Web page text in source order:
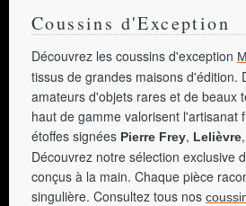
Coussins d'Exception
Découvrez les coussins d'exception
tissus de grandes maisons d'édition.
amateurs d'objets rares et de beaux
haut de gamme valorisent l'artisanat
étoffes signées Pierre Frey, Lelièvre,
Découvrez notre sélection exclusive
conçus à la main. Chaque pièce
singulière. Consultez tous nos